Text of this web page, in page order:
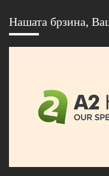
Нашата брзина,